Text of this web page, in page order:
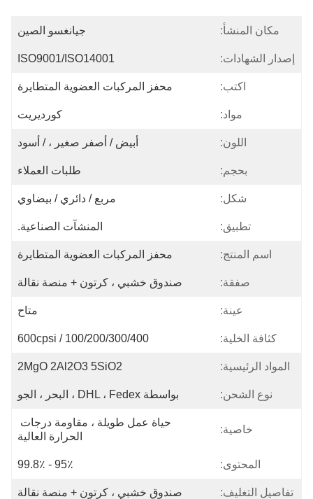
مكان المنشأ: جيانغسو الصين
إصدار الشهادات: ISO9001/ISO14001
اكتب: محفز المركبات العضوية المتطايرة
مواد: كورديريت
اللون: أبيض / أصفر صغير ، / أسود
بحجم: طلبات العملاء
شكل: مربع / دائري / بيضاوي
تطبيق: المنشآت الصناعية.
اسم المنتج: محفز المركبات العضوية المتطايرة
صفقة: صندوق خشبي ، كرتون + منصة نقالة
عينة: متاح
كثافة الخلية: 100/200/300/400 / 600cpsi
المواد الرئيسية: 2MgO 2Al2O3 5SiO2
نوع الشحن: بواسطة DHL ، Fedex ، البحر ، الجو
خاصية:
حياة عمل طويلة ، مقاومة درجات
الحرارة العالية
المحتوى: 95٪ - 99.8٪
تفاصيل التغليف: صندوق خشبي ، كرتون + منصة نقالة